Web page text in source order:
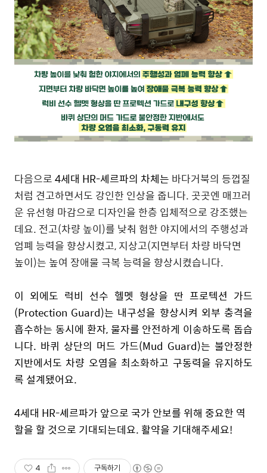
다음으로4세대 HR-셰르파의 차체는 바다거북의 등껍질
처럼 견고하면서도 강인한 인상을 줍니다. 곳곳엔 매끄러
운 유선형 마감으로 디자인을 한층 입체적으로 강조했는
데요. 전고(차량 높이)를 낮춰 험한 야지에서의 주행성과
엄폐 능력을 향상시켰고,지상고(지면부터 차량 바닥면
높이)는 높여 장애물 극복 능력을 향상시켰습니다.
이 외에도 럭비 선수 헬멧 형상을 딴 프로텍션 가드
(Protection Guard)는 내구성을 향상시켜 외부 충격을
흡수하는 동시에 환자, 물자를 안전하게 이송하도록 돕습
니다. 바퀴 상단의 머드 가드(Mud Guard)는 불안정한
지반에서도 차량 오염을 최소화하고 구동력을 유지하도
록 설계됐어요.
4세대 HR-셰르파가 앞으로 국가 안보를 위해 중요한 역
할을 할 것으로 기대되는데요.활약을 기대해주세요!
4 구독하기